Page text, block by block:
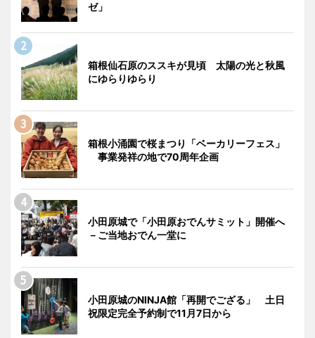
ゼ」
箱根仙石原のススキが見頃 太陽の光と秋風
にゆらりゆらり
箱根小涌園で桜まつり「ベーカリーフェス」
事業発祥の地で70周年企画
小田原城で「小田原おでんサミット」開催へ
－ご当地おでん一堂に
小田原城のNINJA館「再開でござる」 土日
祝限定完全予約制で11月7日から